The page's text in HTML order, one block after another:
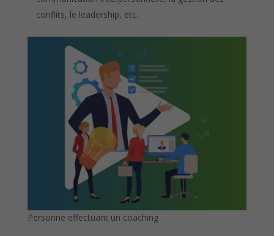
conflits, le leadership, etc.
Personne effectuant un coaching